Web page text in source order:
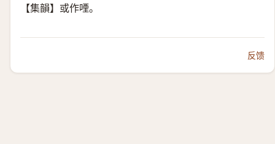
【集韻】或作㖶。
反馈